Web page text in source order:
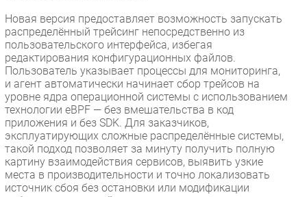
Новая версия предоставляет возможность запускать
распределённый трейсинг непосредственно из
пользовательского интерфейса, избегая
редактирования конфигурационных файлов.
Пользователь указывает процессы для мониторинга,
и агент автоматически начинает сбор трейсов на
уровне ядра операционной системы с использованием
технологии eBPF — без вмешательства в код
приложения и без SDK. Для заказчиков,
эксплуатирующих сложные распределённые системы,
такой подход позволяет за минуту получить полную
картину взаимодействия сервисов, выявить узкие
места в производительности и точно локализовать
источник сбоя без остановки или модификации